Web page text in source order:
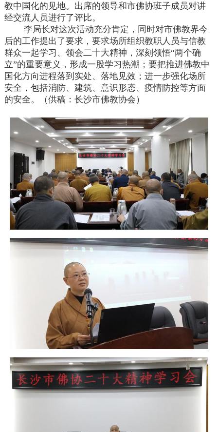
教中国化的见地。出席的领导和市佛协班子成员对讲
经交流人员进行了评比。
李局长对这次活动充分肯定，同时对市佛教界今
后的工作提出了要求，要求场所组织教职人员与信教
群众一起学习、领会二十大精神，深刻领悟“两个确
立”的重要意义，形成一股学习热潮；要把推进佛教中
国化方向进程落到实处、落地见效；进一步强化场所
安全，包括消防、建筑、意识形态、疫情防控等方面
的安全。（供稿：长沙市佛教协会）